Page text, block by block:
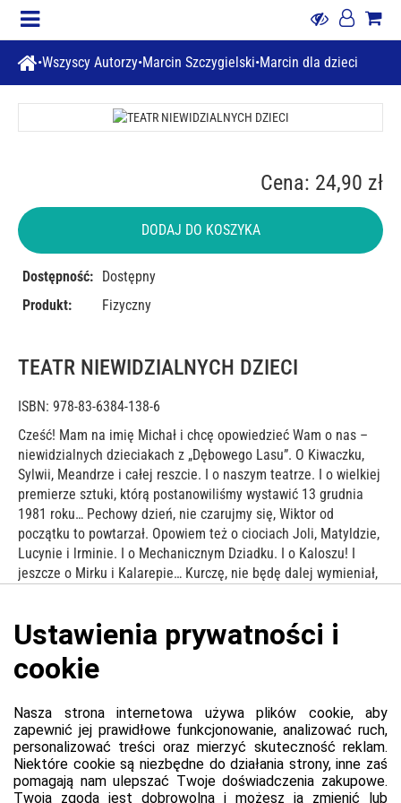
Wszyscy Autorzy Marcin Szczygielski Marcin dla dzieci
TEATR NIEWIDZIALNYCH DZIECI
ISBN: 978-83-6384-138-6
Cześć! Mam na imię Michał i chcę opowiedzieć Wam o nas –
niewidzialnych dzieciakach z „Dębowego Lasu”. O Kiwaczku,
Sylwii, Meandrze i całej reszcie. I o naszym teatrze. I o wielkiej
premierze sztuki, którą postanowiliśmy wystawić 13 grudnia
1981 roku… Pechowy dzień, nie czarujmy się, Wiktor od
początku to powtarzał. Opowiem też o ciociach Joli, Matyldzie,
Lucynie i lrminie. I o Mechanicznym Dziadku. I o Kaloszu! I
jeszcze o Mirku i Kalarepie… Kurczę, nie będę dalej wymieniał,
oczywiście. Macie? To super! A jeśli nie, no to trudno. Ale tak
czy siak pozdrawiamy Was serdecznie – ja i wszystkie inne
niewidzialne dzieci. Spróbujcie nas dostrzec.
Cena: 24,90 zł
DODAJ DO KOSZYKA
Dostępność: Dostępny
Produkt:
Fizyczny
Platforma
Informacje o platformie
Regulamin dla kupujących